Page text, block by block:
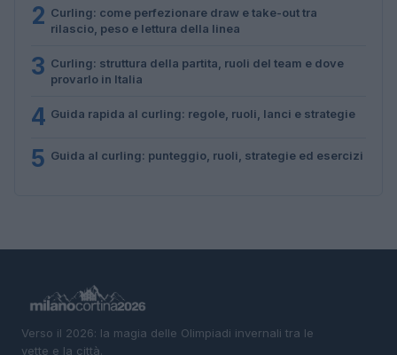
2 Curling: come perfezionare draw e take-out tra
rilascio, peso e lettura della linea
3 Curling: struttura della partita, ruoli del team e dove
provarlo in Italia
4 Guida rapida al curling: regole, ruoli, lanci e strategie
5 Guida al curling: punteggio, ruoli, strategie ed esercizi
Verso il 2026: la magia delle Olimpiadi invernali tra le
vette e la città.